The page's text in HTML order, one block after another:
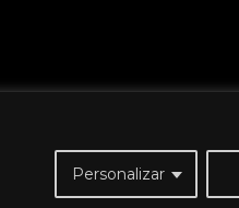
Personalizar